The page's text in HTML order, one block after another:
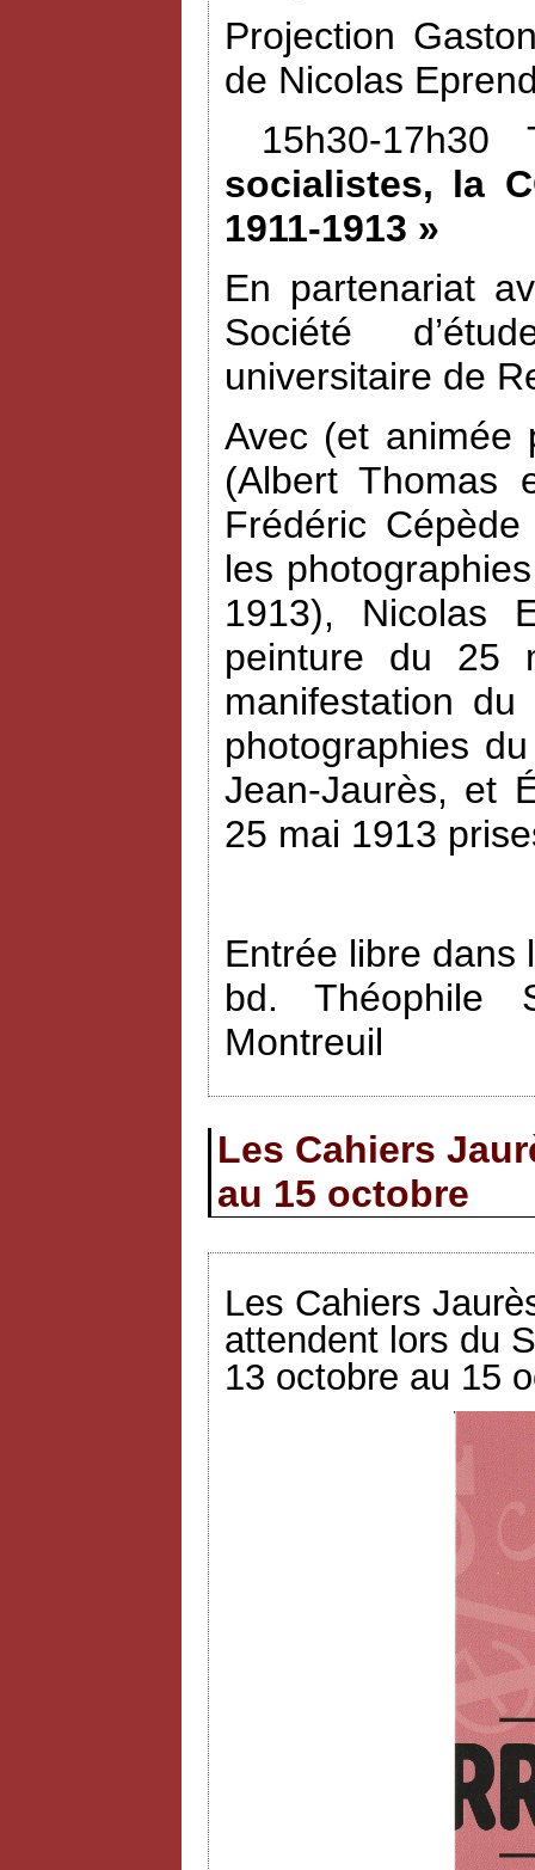
Projection
de Nicolas
15h30-
socialistes, la
1911-1913 »
En partenariat
Société
universitaire de
Avec (et animée
(Albert Thomas
Frédéric
les
1913), Nicolas
peinture du 25
manifestation
photographies
Jean-Jaurès, et
25 mai 1913
Entrée libre dans
bd. Théophile
Montreuil
Les Cahiers
au 15 octobre
Les Cahiers
attendent lors du
13 octobre au 15